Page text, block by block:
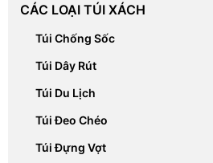
CÁC LOẠI TÚI XÁCH
Túi Chống Sốc
Túi Dây Rút
Túi Du Lịch
Túi Đeo Chéo
Túi Đựng Vợt